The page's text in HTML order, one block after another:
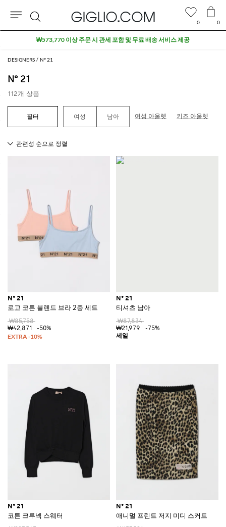
DESIGNERS N° 21
N° 21
112개 상품
여성 남아 여성 아울렛 키즈 아울렛
N° 21
로고 코튼 블렌드 브라 2종 세트
₩85,758
₩42,871
-50%
N° 21
티셔츠 남아
₩87,834
₩21,979
-75%
N° 21
코튼 크루넥 스웨터
N° 21
애니멀 프린트 저지 미디 스커트
0 0
검
색
세일 상품 추가 10% 할인